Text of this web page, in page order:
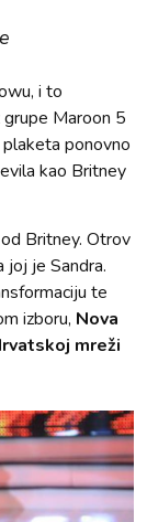
i to
grupe Maroon 5
ponovno
kao Britney
Britney. Otrov
joj je Sandra.
te
izboru, Nova
mreži